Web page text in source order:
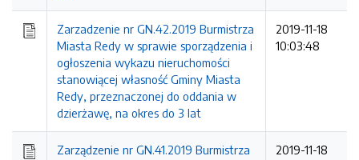
Zarzadzenie nr GN.42.2019 Burmistrza
Miasta Redy w sprawie sporządzenia i
ogłoszenia wykazu nieruchomości
stanowiącej własność Gminy Miasta
Redy, przeznaczonej do oddania w
dzierżawę, na okres do 3 lat
2019-11-18
10:03:48
Zarządzenie nr GN.41.2019 Burmistrza
2019-11-18